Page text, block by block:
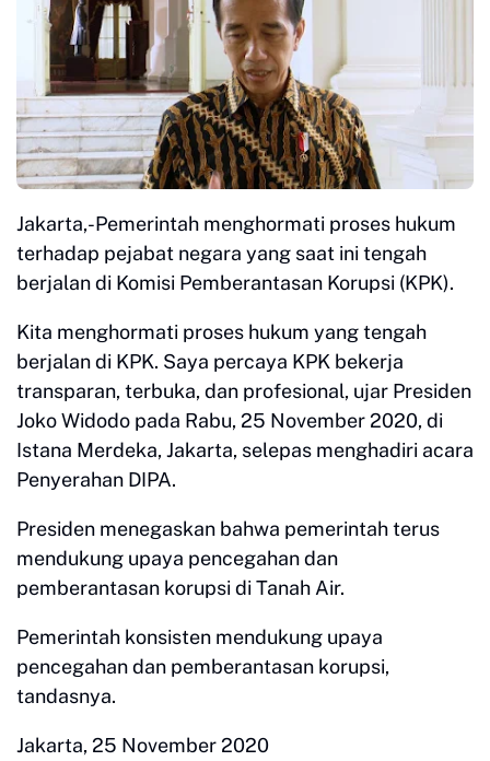
Jakarta,-Pemerintah menghormati proses hukum
terhadap pejabat negara yang saat ini tengah
berjalan di Komisi Pemberantasan Korupsi (KPK).
Kita menghormati proses hukum yang tengah
berjalan di KPK. Saya percaya KPK bekerja
transparan, terbuka, dan profesional, ujar Presiden
Joko Widodo pada Rabu, 25 November 2020, di
Istana Merdeka, Jakarta, selepas menghadiri acara
Penyerahan DIPA.
Presiden menegaskan bahwa pemerintah terus
mendukung upaya pencegahan dan
pemberantasan korupsi di Tanah Air.
Pemerintah konsisten mendukung upaya
pencegahan dan pemberantasan korupsi,
tandasnya.
Jakarta, 25 November 2020